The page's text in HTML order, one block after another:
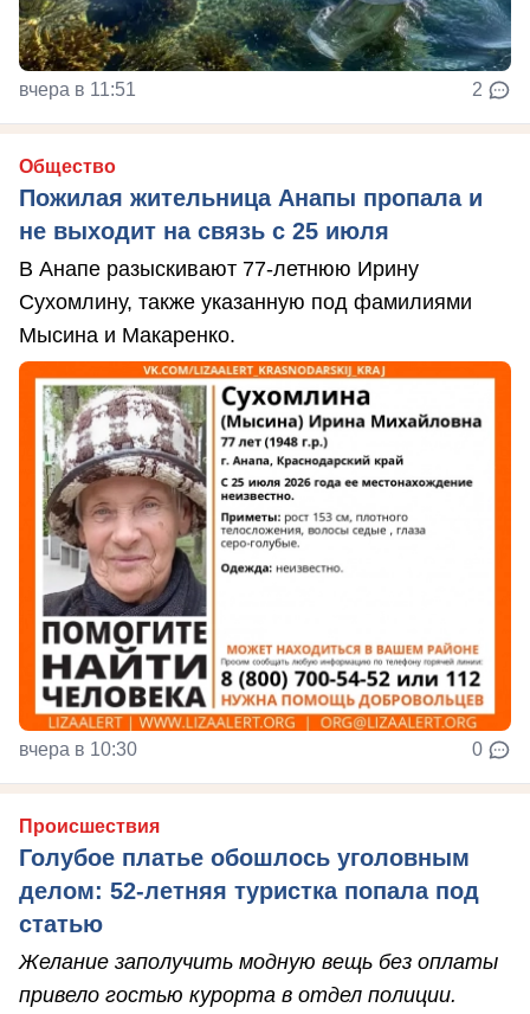
вчера в 11:51 2
Общество
Пожилая жительница Анапы пропала и
не выходит на связь с 25 июля
В Анапе разыскивают 77-летнюю Ирину
Сухомлину, также указанную под фамилиями
Мысина и Макаренко.
вчера в 10:30 0
Происшествия
Голубое платье обошлось уголовным
делом: 52-летняя туристка попала под
статью
Желание заполучить модную вещь без оплаты
привело гостью курорта в отдел полиции.